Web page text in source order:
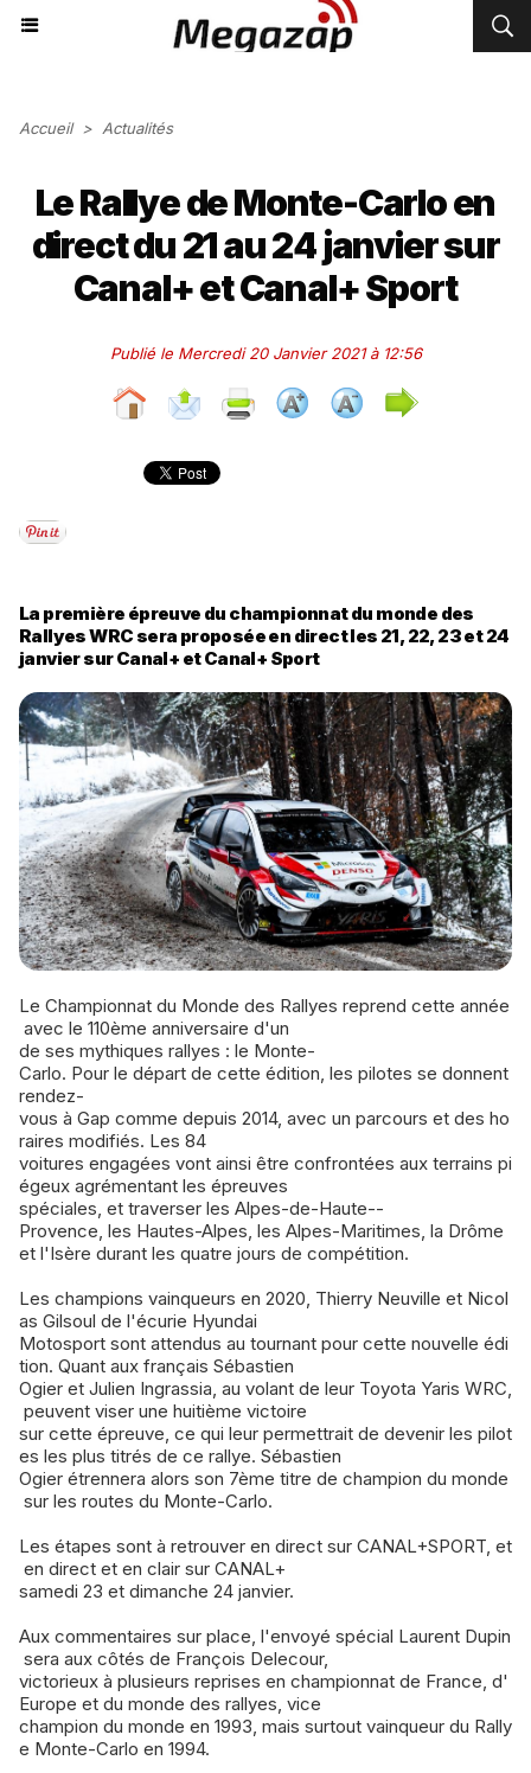
Accueil > Actualités
Le Rallye de Monte-Carlo en
direct du 21 au 24 janvier sur
Canal+ et Canal+ Sport
Publié le Mercredi 20 Janvier 2021 à 12:56
La première épreuve du championnat du monde des
Rallyes WRC sera proposée en direct les 21, 22, 23 et 24
janvier sur Canal+ et Canal+ Sport
Le Championnat du Monde des Rallyes reprend cette année
avec le 110ème anniversaire d'un
de ses mythiques rallyes : le Monte­-
Carlo. Pour le départ de cette édition, les pilotes se donnent
rendez-
vous à Gap comme depuis 2014, avec un parcours et des ho
raires modifiés. Les 84
voitures engagées vont ainsi être confrontées aux terrains pi
égeux agrémentant les épreuves
spéciales, et traverser les Alpes­-de-­Haute-­
Provence, les Hautes-­Alpes, les Alpes-­Maritimes, la Drôme
et l'Isère durant les quatre jours de compétition.
Les champions vainqueurs en 2020, Thierry Neuville et Nicol
as Gilsoul de l'écurie Hyundai
Motosport sont attendus au tournant pour cette nouvelle édi
tion. Quant aux français Sébastien
Ogier et Julien Ingrassia, au volant de leur Toyota Yaris WRC,
peuvent viser une huitième victoire
sur cette épreuve, ce qui leur permettrait de devenir les pilot
es les plus titrés de ce rallye. Sébastien
Ogier étrennera alors son 7ème titre de champion du monde
sur les routes du Monte-­Carlo.
Les étapes sont à retrouver en direct sur CANAL+SPORT, et
en direct et en clair sur CANAL+
samedi 23 et dimanche 24 janvier.
Aux commentaires sur place, l'envoyé spécial Laurent Dupin
sera aux côtés de François Delecour,
victorieux à plusieurs reprises en championnat de France, d'
Europe et du monde des rallyes, vice
champion du monde en 1993, mais surtout vainqueur du Rally
e Monte­-Carlo en 1994.